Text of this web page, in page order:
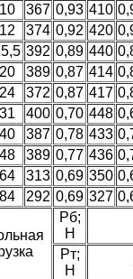
10 367 0,93 410
12 374 0,92 420
392 0,89 440
20 389 0,87 414
24 372 0,87 417
31 400 0,70 448
40 387 0,78 433
48 389 0,77 436
64 313 0,69 350
84 292 0,69 327
Рб;
Н
Рт;
Н